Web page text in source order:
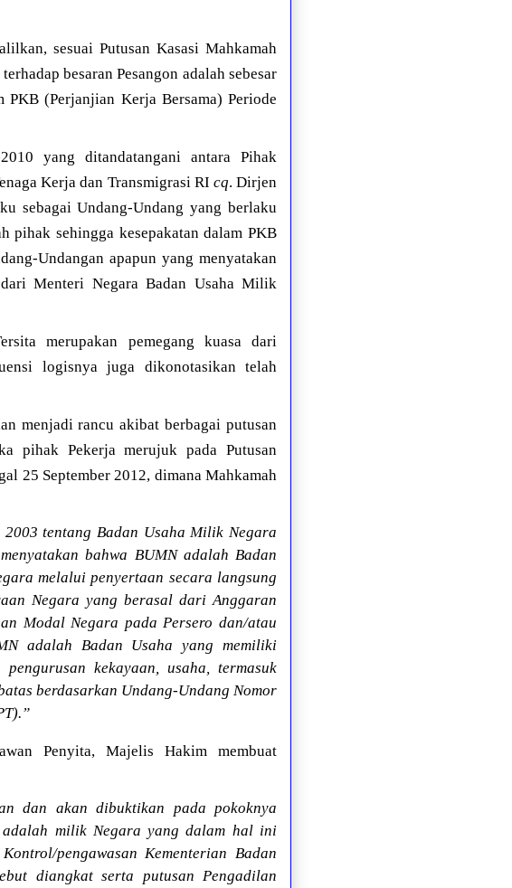
sesuai Putusan Kasasi Mahkamah
besaran Pesangon adalah sebesar
(Perjanjian Kerja Bersama) Periode
yang ditandatangani antara Pihak
Kerja dan Transmigrasi RI cq. Dirjen
sebagai Undang-Undang yang berlaku
pihak sehingga kesepakatan dalam PKB
Undangan apapun yang menyatakan
Menteri Negara Badan Usaha Milik
merupakan pemegang kuasa dari
logisnya juga dikonotasikan telah
menjadi rancu akibat berbagai putusan
pihak Pekerja merujuk pada Putusan
25 September 2012, dimana Mahkamah
tentang Badan Usaha Milik Negara
bahwa BUMN adalah Badan
melalui penyertaan secara langsung
Negara yang berasal dari Anggaran
Modal Negara pada Persero dan/atau
adalah Badan Usaha yang memiliki
kekayaan, usaha, termasuk
berdasarkan Undang-Undang Nomor
Penyita, Majelis Hakim membuat
dan akan dibuktikan pada pokoknya
adalah milik Negara yang dalam hal ini
pengawasan Kementerian Badan
diangkat serta putusan Pengadilan